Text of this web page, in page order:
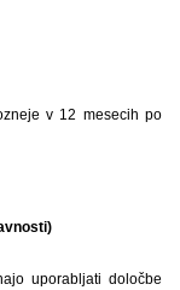
v 12 mesecih po
uporabljati določbe